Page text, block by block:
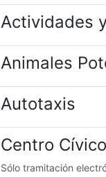
Actividades
Animales
Autotaxis
Centro
Sólo tramitación